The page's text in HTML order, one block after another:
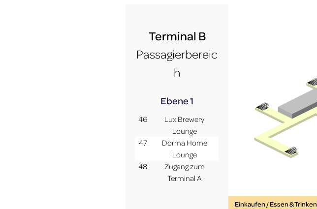
Terminal B
Passagierbereic
h
Ebene 1
46
Lux Brewery
Lounge
47
Dorma Home
Lounge
48
Zugang zum
Terminal A
Einkaufen / Essen & Trinken